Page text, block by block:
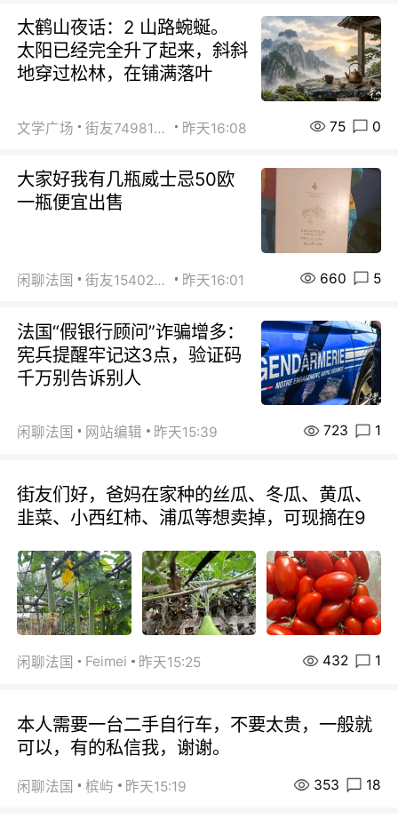
太鹤山夜话：2 山路蜿蜒。
太阳已经完全升了起来，斜斜
地穿过松林，在铺满落叶
文学广场 街友74981146 昨天16:08 75 0
大家好我有几瓶威士忌50欧
一瓶便宜出售
闲聊法国 街友15402223 昨天16:01 660 5
法国“假银行顾问”诈骗增多：
宪兵提醒牢记这3点，验证码
千万别告诉别人
闲聊法国 网站编辑 昨天15:39 723 1
街友们好，爸妈在家种的丝瓜、冬瓜、黄瓜、
韭菜、小西红柿、浦瓜等想卖掉，可现摘在9
闲聊法国 Feimei 昨天15:25 432 1
本人需要一台二手自行车，不要太贵，一般就
可以，有的私信我，谢谢。
闲聊法国 槟屿 昨天15:19 353 18